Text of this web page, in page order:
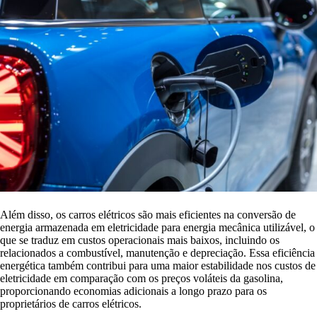
Além disso, os carros elétricos são mais eficientes na conversão de
energia armazenada em eletricidade para energia mecânica utilizável, o
que se traduz em custos operacionais mais baixos, incluindo os
relacionados a combustível, manutenção e depreciação. Essa eficiência
energética também contribui para uma maior estabilidade nos custos de
eletricidade em comparação com os preços voláteis da gasolina,
proporcionando economias adicionais a longo prazo para os
proprietários de carros elétricos.